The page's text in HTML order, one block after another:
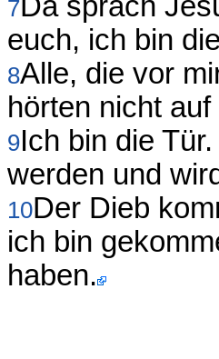
7
euch, ich bin
8Alle, die vor
hörten nicht auf
9Ich bin die
werden und
10Der Dieb
ich bin
haben.